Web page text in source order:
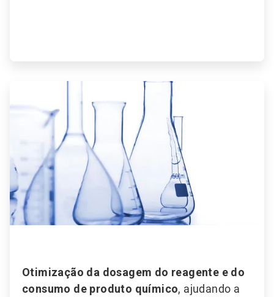
de
Otimização da dosagem do reagente e do
consumo de produto químico, ajudando a